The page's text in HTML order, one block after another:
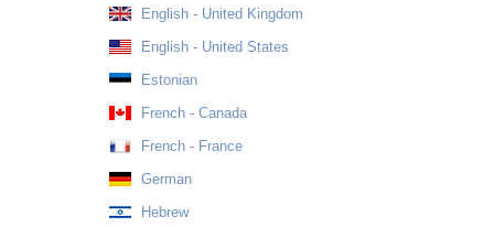
English - United Kingdom
English - United States
Estonian
French - Canada
French - France
German
Hebrew